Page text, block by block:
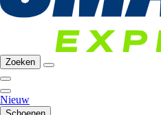
Zoeken
Nieuw